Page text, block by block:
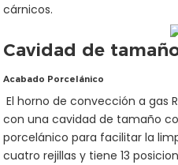
cárnicos.
Cavidad de
Acabado Porcelánico
El horno de convección a gas
con una cavidad de tamaño
porcelánico para facilitar la
cuatro rejillas y tiene 13